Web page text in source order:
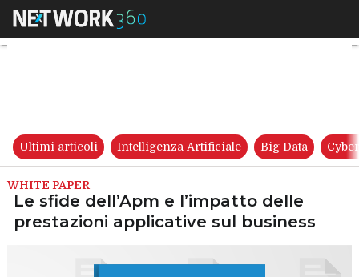
Le sfide dell’Apm e
Ultimi articoli Intelligenza Artificiale Big Data
WHITE PAPER
Le sfide dell’Apm e l’impatto delle
prestazioni applicative sul business